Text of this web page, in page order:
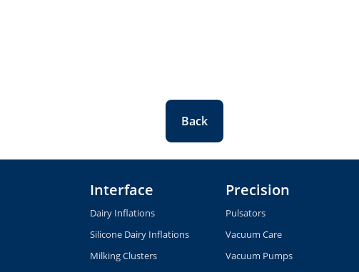
Back
Interface
Dairy Inflations
Silicone Dairy Inflations
Milking Clusters
Precision
Pulsators
Vacuum Care
Vacuum Pumps